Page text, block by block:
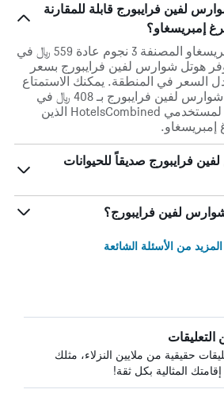
لفين فرايبورج قابلة للمقارنة
تكلف فنادق فريبرغ إمبريسغاو المصنفة 3 نجوم عادة 559 ﷼ في
هوتل شوارس لفين فرايبورج بسعر
عن معدل السعر في المنطقة. يمكنك الاستمتاع
عادة بالاقامة في هوتل شوارس لفين فرايبورج بـ 408 ﷼ في
الليلة. هذه صفقة رائعة لمستخدمي HotelsCombined الذين
إمبريسغاو.
فرايبورج صديقاً للحيوانات
لفين فرايبورج؟
من الأسئلة الشائعة
التعليقات
حقيقية من ملايين النزلاء، مثلك
المثالية بكل ثقة!